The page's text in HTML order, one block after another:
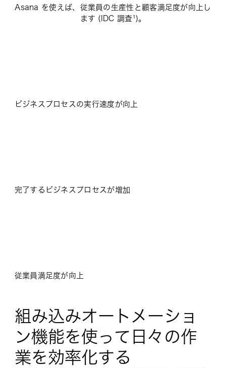
Asana を使えば、従業員の生産性と顧客満足度が向上し
ます (IDC 調査¹)。
ビジネスプロセスの実行速度が向上
完了するビジネスプロセスが増加
従業員満足度が向上
組み込みオートメーショ
ン機能を使って日々の作
業を効率化する